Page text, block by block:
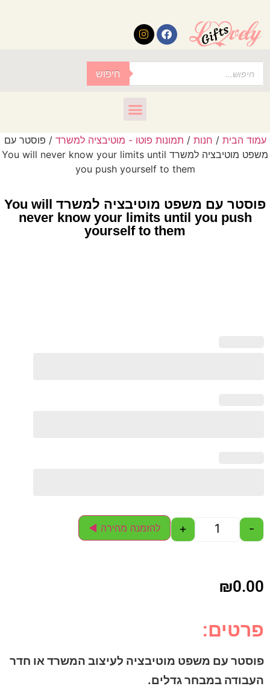
חיפוש
עמוד הבית / חנות / תמונות פוטו - מוטיבציה למשרד / פוסטר עם
משפט מוטיבציה למשרד You will never know your limits until
you push yourself to them
פוסטר עם משפט מוטיבציה למשרד You will
never know your limits until you push
yourself to them
-
+ להזמנה מהירה ◄
₪0.00
פרטים:
פוסטר עם משפט מוטיבציה לעיצוב המשרד או חדר
העבודה במבחר גדלים.